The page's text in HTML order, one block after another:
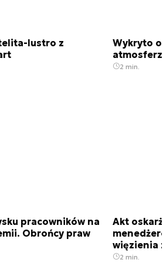
lustro z
Wykryto
2 min.
pracowników na
Obrońcy praw
Akt
więzienia
2 min.